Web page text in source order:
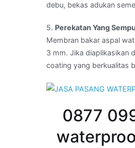
debu, bekas adukan
5. Perekatan Yang
Membran bakar aspal
3 mm. Jika diaplikasikan
coating yang berkualitas
0877